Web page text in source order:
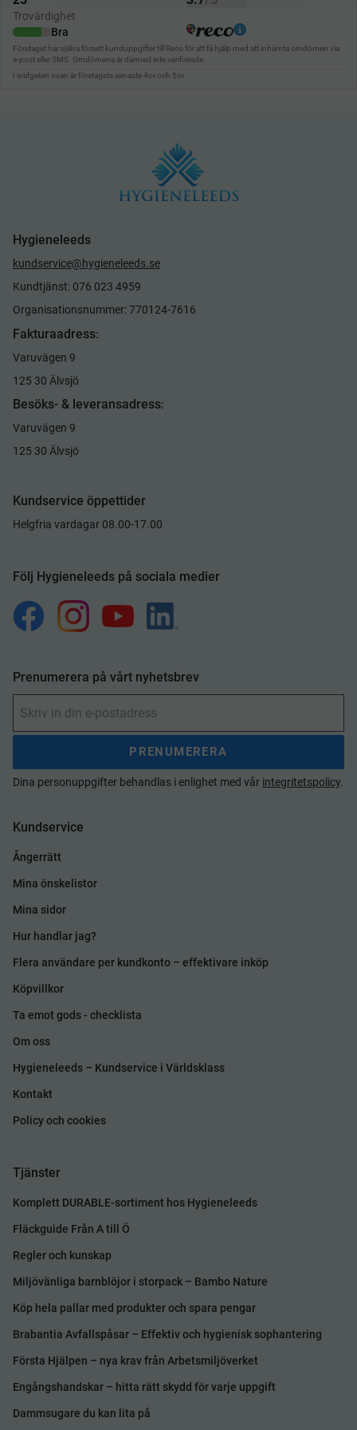
Hygieneleeds
kundservice@hygieneleeds.se
Kundtjänst: 076 023 4959
Organisationsnummer: 770124-7616
Fakturaadress:
Varuvägen 9
125 30 Älvsjö
Besöks- & leveransadress:
Varuvägen 9
125 30 Älvsjö
Kundservice öppettider
Helgfria vardagar 08.00-17.00
Följ Hygieneleeds på sociala medier
Prenumerera på vårt nyhetsbrev
PRENUMERERA
Dina personuppgifter behandlas i enlighet med vår integritetspolicy.
Kundservice
Ångerrätt
Mina önskelistor
Mina sidor
Hur handlar jag?
Flera användare per kundkonto – effektivare inköp
Köpvillkor
Ta emot gods - checklista
Om oss
Hygieneleeds – Kundservice i Världsklass
Kontakt
Policy och cookies
Tjänster
Komplett DURABLE-sortiment hos Hygieneleeds
Fläckguide Från A till Ö
Regler och kunskap
Miljövänliga barnblöjor i storpack – Bambo Nature
Köp hela pallar med produkter och spara pengar
Brabantia Avfallspåsar – Effektiv och hygienisk sophantering
Första Hjälpen – nya krav från Arbetsmiljöverket
Engångshandskar – hitta rätt skydd för varje uppgift
Dammsugare du kan lita på